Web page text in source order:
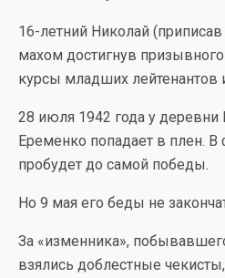
16-летний Николай
махом достигнув призывного
курсы младших лейтенантов
28 июля 1942 года у
Еременко попадает в плен. В
пробудет до самой победы.
Но 9 мая его беды не
За «изменника»,
взялись доблестные